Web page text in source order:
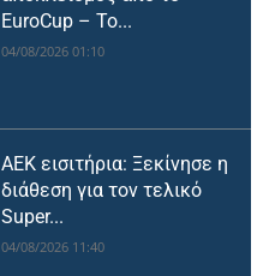
EuroCup – Το...
04/08/2026 01:10
ΑΕΚ εισιτήρια: Ξεκίνησε η
διάθεση για τον τελικό
Super...
04/08/2026 11:40